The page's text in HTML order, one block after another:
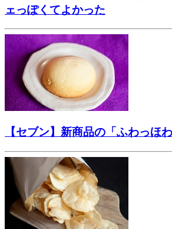
ェっぽくてよかった
【セブン】新商品の「ふわっほ